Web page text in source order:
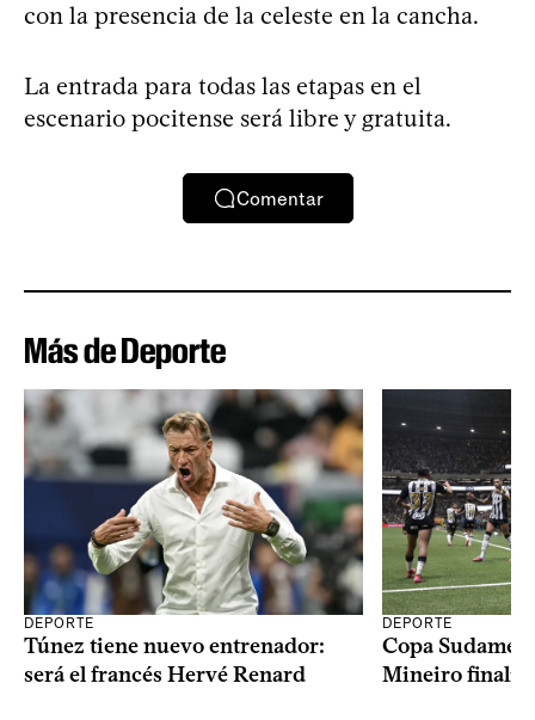
con la presencia de la celeste en la cancha.
La entrada para todas las etapas en el
escenario pocitense será libre y gratuita.
Comentar
Más de Deporte
DEPORTE
Túnez tiene nuevo entrenador:
será el francés Hervé Renard
DEPORTE
Copa
Mineiro